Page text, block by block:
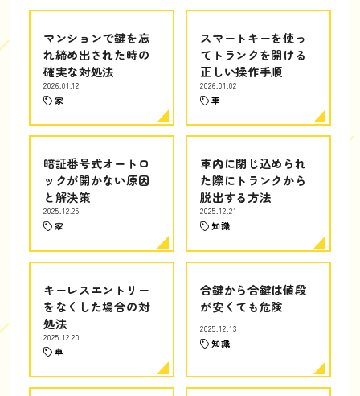
マンションで鍵を忘
れ締め出された時の
確実な対処法
2026.01.12
家
スマートキーを使っ
てトランクを開ける
正しい操作手順
2026.01.02
車
暗証番号式オートロ
ックが開かない原因
と解決策
2025.12.25
家
車内に閉じ込められ
た際にトランクから
脱出する方法
2025.12.21
知識
キーレスエントリー
をなくした場合の対
処法
2025.12.20
車
合鍵から合鍵は値段
が安くても危険
2025.12.13
知識